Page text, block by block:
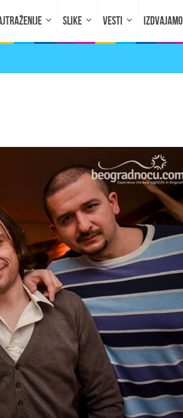
SLIKE VESTI IZDVAJAMO